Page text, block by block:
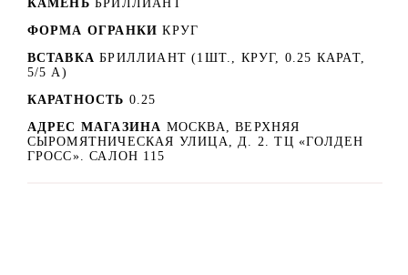
КАМЕНЬ БРИЛЛИАНТ
ФОРМА ОГРАНКИ КРУГ
ВСТАВКА БРИЛЛИАНТ (1ШТ., КРУГ, 0.25 КАРАТ,
5/5 А)
КАРАТНОСТЬ 0.25
АДРЕС МАГАЗИНА МОСКВА, ВЕРХНЯЯ
СЫРОМЯТНИЧЕСКАЯ УЛИЦА, Д. 2. ТЦ «ГОЛДЕН
ГРОСС». САЛОН 115